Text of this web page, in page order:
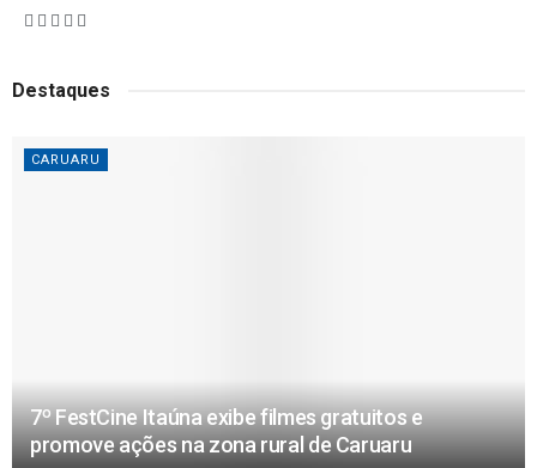
Destaques
CARUARU
7º FestCine Itaúna exibe filmes gratuitos e
promove ações na zona rural de Caruaru